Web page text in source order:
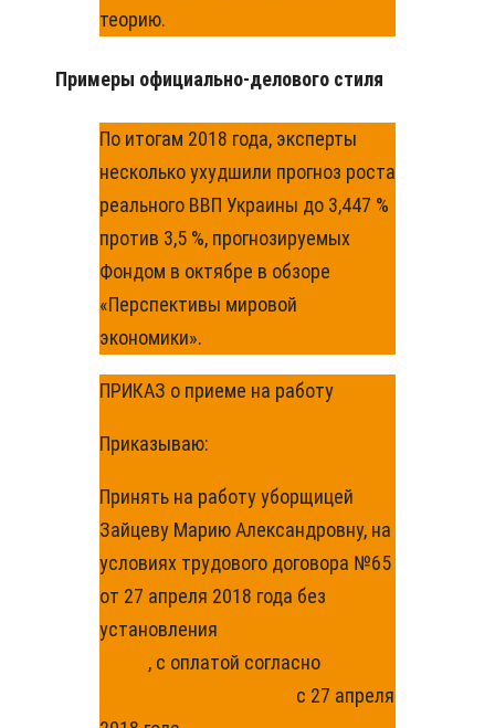
теорию.
Примеры официально-делового стиля
По итогам 2018 года, эксперты
несколько ухудшили прогноз роста
реального ВВП Украины до 3,447 %
против 3,5 %, прогнозируемых
Фондом в октябре в обзоре
«Перспективы мировой
экономики».
ПРИКАЗ о приеме на работу
Приказываю:
Принять на работу уборщицей
Зайцеву Марию Александровну, на
условиях трудового договора №65
от 27 апреля 2018 года без
установления
, с оплатой согласно
с 27 апреля